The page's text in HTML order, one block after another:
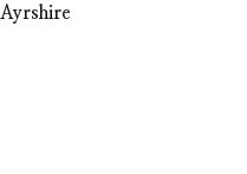
Ayrshire